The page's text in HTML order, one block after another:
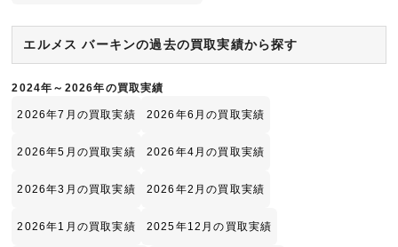
エルメス バーキンの過去の買取実績から探す
2024年～2026年の買取実績
2026年7月の買取実績 2026年6月の買取実績
2026年5月の買取実績 2026年4月の買取実績
2026年3月の買取実績 2026年2月の買取実績
2026年1月の買取実績 2025年12月の買取実績